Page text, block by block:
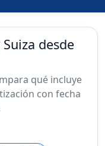
desde
qué incluye
con fecha